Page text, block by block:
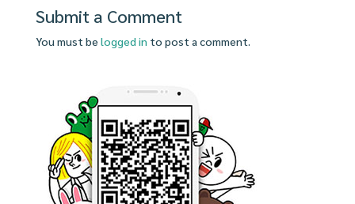
Submit a Comment
You must be logged in to post a comment.